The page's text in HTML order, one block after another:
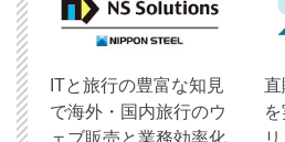
ITと旅行の豊富な知見
で海外・国内旅行のウ
ェブ販売と業務効率化